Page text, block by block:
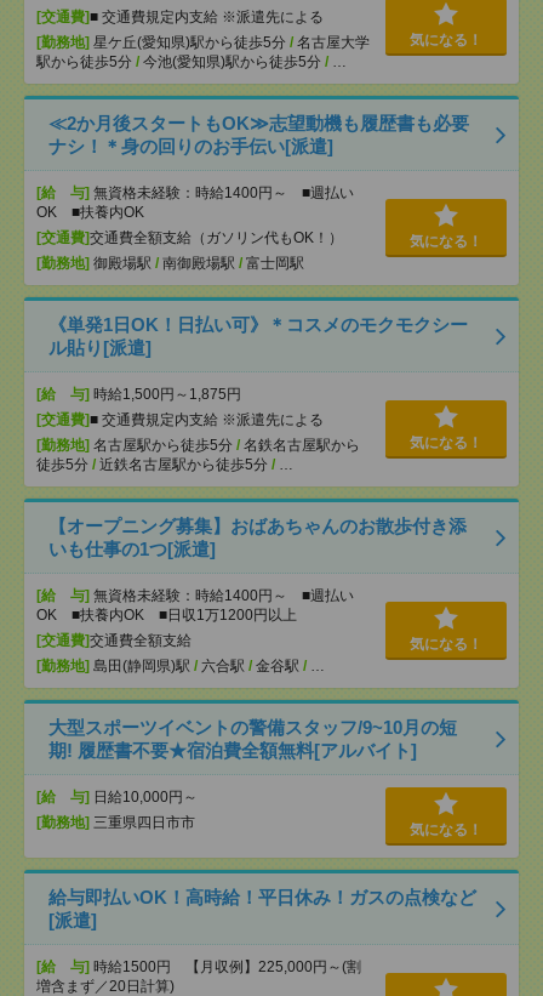
[交通費]■ 交通費規定内支給 ※派遣先による
[勤務地] 星ケ丘(愛知県)駅から徒歩5分 / 名古屋大学
駅から徒歩5分 / 今池(愛知県)駅から徒歩5分 / …
気になる！
≪2か月後スタートもOK≫志望動機も履歴書も必要
ナシ！＊身の回りのお手伝い[派遣]
[給 与] 無資格未経験：時給1400円～ ■週払い
OK ■扶養内OK
[交通費]交通費全額支給（ガソリン代もOK！）
[勤務地] 御殿場駅 / 南御殿場駅 / 富士岡駅
気になる！
《単発1日OK！日払い可》＊コスメのモクモクシー
ル貼り[派遣]
[給 与] 時給1,500円～1,875円
[交通費]■ 交通費規定内支給 ※派遣先による
[勤務地] 名古屋駅から徒歩5分 / 名鉄名古屋駅から
徒歩5分 / 近鉄名古屋駅から徒歩5分 / …
気になる！
【オープニング募集】おばあちゃんのお散歩付き添
いも仕事の1つ[派遣]
[給 与] 無資格未経験：時給1400円～ ■週払い
OK ■扶養内OK ■日収1万1200円以上
[交通費]交通費全額支給
[勤務地] 島田(静岡県)駅 / 六合駅 / 金谷駅 / …
気になる！
大型スポーツイベントの警備スタッフ/9~10月の短
期! 履歴書不要★宿泊費全額無料[アルバイト]
[給 与] 日給10,000円～
[勤務地] 三重県四日市市 気になる！
給与即払いOK！高時給！平日休み！ガスの点検など
[派遣]
[給 与] 時給1500円 【月収例】225,000円～(割
増含まず／20日計算)